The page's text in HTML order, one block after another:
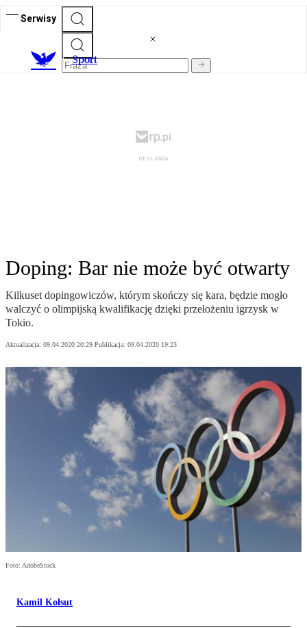
Serwisy
Sport
Doping: Bar nie może być otwarty
Kilkuset dopingowiczów, którym skończy się kara, będzie mogło
walczyć o olimpijską kwalifikację dzięki przełożeniu igrzysk w
Tokio.
Aktualizacja: 09.04.2020 20:29 Publikacja: 09.04.2020 19:23
Foto: AdobeStock
Kamil Kołsut